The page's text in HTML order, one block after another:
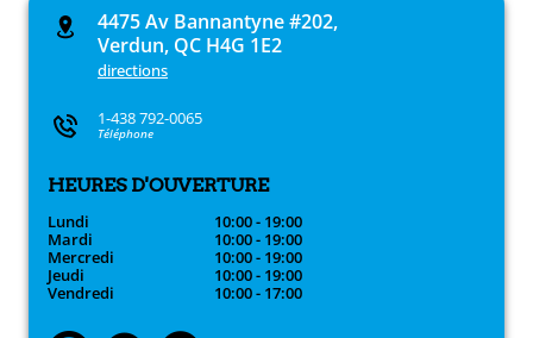
4475 Av Bannantyne #202,
Verdun, QC H4G 1E2
directions
1-438 792-0065
Téléphone
HEURES D'OUVERTURE
Lundi
10:00 - 19:00
Mardi
10:00 - 19:00
Mercredi
10:00 - 19:00
Jeudi
10:00 - 19:00
Vendredi
10:00 - 17:00